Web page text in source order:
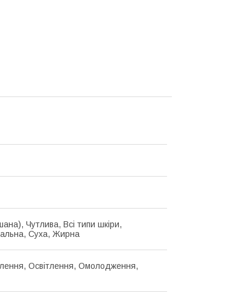
Чутлива, Всі типи шкіри,
Суха, Жирна
Освітлення, Омолодження,